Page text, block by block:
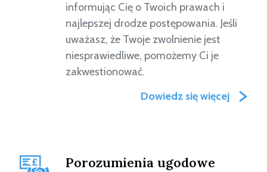
informując Cię o Twoich prawach i
najlepszej drodze postępowania. Jeśli
uważasz, że Twoje zwolnienie jest
niesprawiedliwe, pomożemy Ci je
zakwestionować.
Dowiedz się więcej
Porozumienia ugodowe